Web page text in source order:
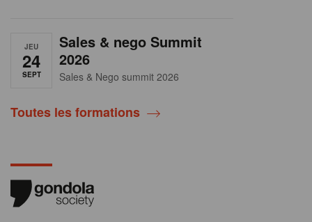
JEU
24
SEPT
Sales & nego Summit
2026
Sales & Nego summit 2026
Toutes les formations